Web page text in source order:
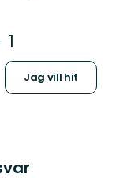
1
Jag vill hit